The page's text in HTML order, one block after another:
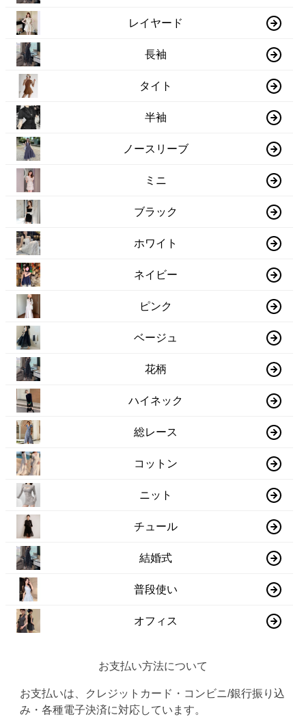
レイヤード
長袖
タイト
半袖
ノースリーブ
ミニ
ブラック
ホワイト
ネイビー
ピンク
ベージュ
花柄
ハイネック
総レース
コットン
ニット
チュール
結婚式
普段使い
オフィス
お支払い方法について
お支払いは、クレジットカード・コンビニ/銀行振り込
み・各種電子決済に対応しています。